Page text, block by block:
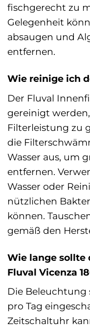
fischgerecht zu
Gelegenheit
absaugen und
entfernen.
Wie reinige ich
Der Fluval
gereinigt
Filterleistung zu
die
Wasser aus, um
entfernen.
Wasser oder
nützlichen
können.
gemäß den
Wie lange sollte
Fluval Vicenza
Die Beleuchtung
pro Tag
Zeitschaltuhr